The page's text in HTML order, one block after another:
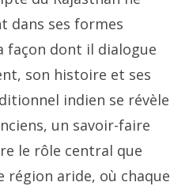
dans ses formes
façon dont il dialogue
son histoire et ses
indien se révèle
un savoir-faire
le rôle central que
région aride, où chaque